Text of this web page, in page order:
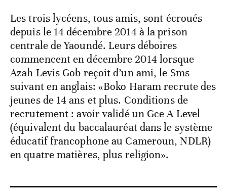
Les trois lycéens, tous amis, sont écroués
depuis le 14 décembre 2014 à la prison
centrale de Yaoundé. Leurs déboires
commencent en décembre 2014 lorsque
Azah Levis Gob reçoit d’un ami, le Sms
suivant en anglais: «Boko Haram recrute des
jeunes de 14 ans et plus. Conditions de
recrutement : avoir validé un Gce A Level
(équivalent du baccalauréat dans le système
éducatif francophone au Cameroun, NDLR)
en quatre matières, plus religion».